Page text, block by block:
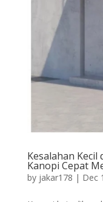
Kesalahan
Kanopi Cepat
by jakar178 | Dec